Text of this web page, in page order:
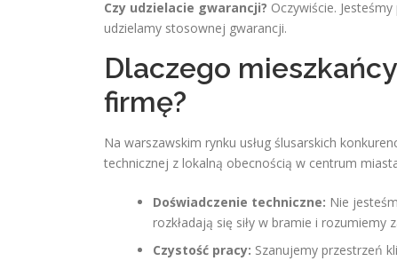
Czy udzielacie gwarancji? Oczywiście.
udzielamy stosownej gwarancji.
Dlaczego
firmę?
Na warszawskim rynku usług ślusarskich
technicznej z lokalną obecnością w centrum
Doświadczenie techniczne: Nie
rozkładają się siły w bramie i rozumiemy
Czystość pracy: Szanujemy przestrzeń